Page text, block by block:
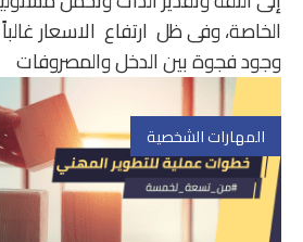
الخاصة، وفى ظل ارتفاع الاسعار
وجود فجوة بين الدخل والمصروفات
المهارات الشخصية